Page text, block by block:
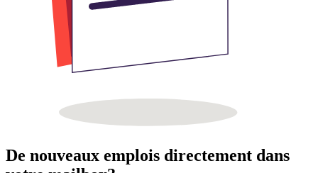
De nouveaux emplois directement dans